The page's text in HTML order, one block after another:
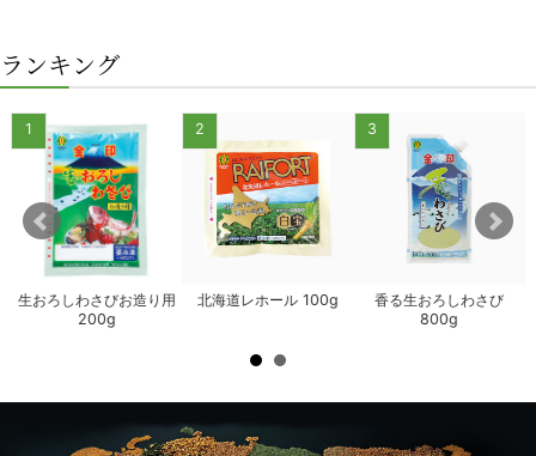
ランキング
1
生おろしわさびお造り用
200g
2
北海道レホール 100g
3
香る生おろしわさび
800g